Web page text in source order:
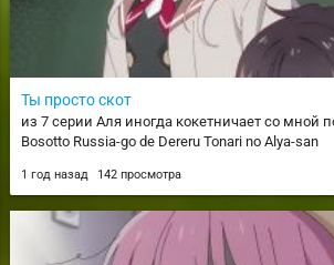
Ты просто скот
из 7 серии Аля иногда кокетничает со мной
Bosotto Russia-go de Dereru Tonari no Alya-san
1 год назад 142 просмотра